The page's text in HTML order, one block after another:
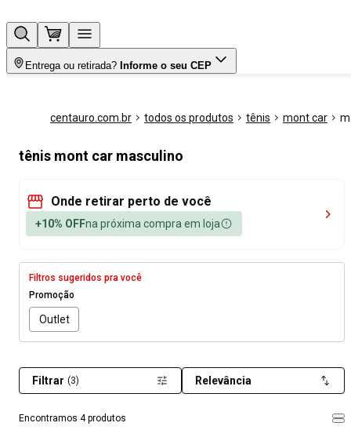
Entrega ou retirada? Informe o seu CEP
centauro.com.br todos os produtos tênis mont car
tênis mont car masculino
Onde retirar perto de você
+10% OFFna próxima compra em loja
Filtros sugeridos pra você
Promoção
Outlet
Encontramos 4 produtos
Filtrar (3) Relevância